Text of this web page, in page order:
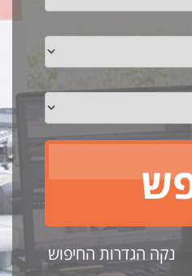
נקה הגדרות החיפוש